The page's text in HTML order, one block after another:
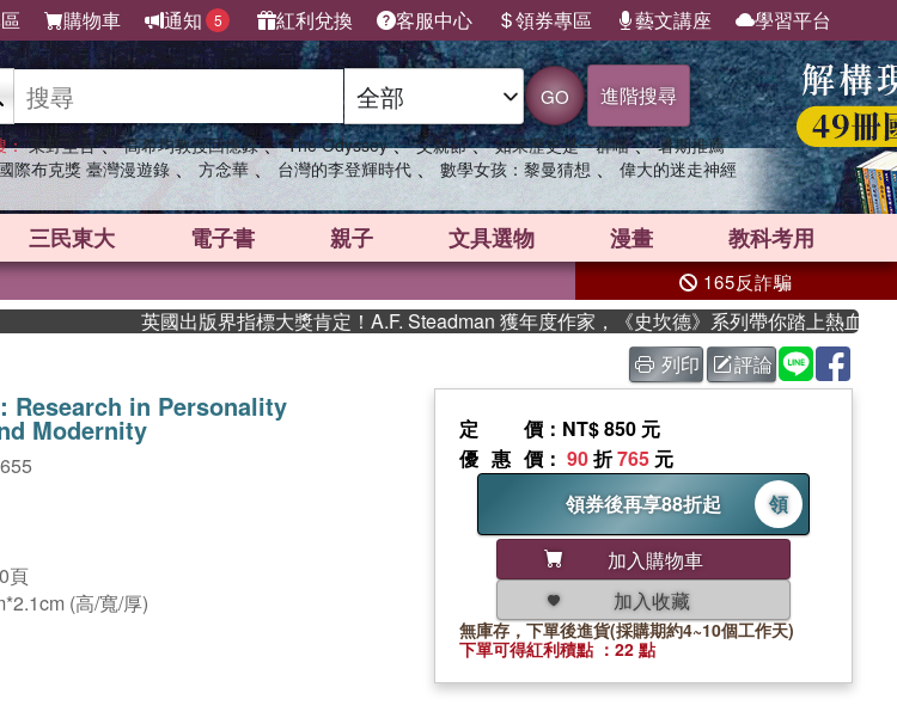
購物車 通知 5 紅利兌換 客服中心 領券專區 藝文講座 學習平台
GO 進階搜尋
： 東野圭吾 、 高希均教授回憶錄 、 The Odyssey 、 父親節 、 如果歷史是一群喵 、 暑期推薦
國際布克獎 臺灣漫遊錄 、 方念華 、 台灣的李登輝時代 、 數學女孩：黎曼猜想 、 偉大的迷走神經
三民東大 電子書 親子 文具選物 漫畫 教科考用
165反詐騙
英國出版界指標大獎肯定！A.F. Steadman 獲年度作家，《史坎德》系列帶你踏上熱血奇幻旅程
列印 評論
Research in Personality
Modernity
頁
(高/寬/厚)
定價 ：NT$ 850 元
優惠價 ： 90折765 元
領券後再享88折起
領
加入購物車
加入收藏
無庫存，下單後進貨(採購期約4~10個工作天)
下單可得紅利積點 ：22 點